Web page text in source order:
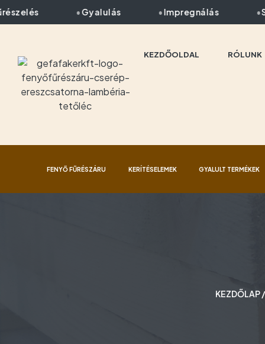
Gyalulás Impregnálás
KEZDŐOLDAL RÓLUNK
FENYŐ FŰRÉSZÁRU KERÍTÉSELEMEK GYALULT TERMÉKEK
KEZDŐLAP/